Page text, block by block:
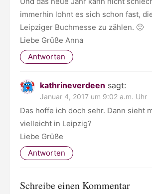
immerhin lohnt es sich schon fast,
Leipziger Buchmesse zu zählen. 🙂
Liebe Grüße Anna
Antworten
kathrineverdeen sagt:
Januar 4, 2017 um 9:02 a.m. Uhr
Das hoffe ich doch sehr. Dann sieht
vielleicht in Leipzig?
Liebe Grüße
Antworten
Schreibe einen Kommentar